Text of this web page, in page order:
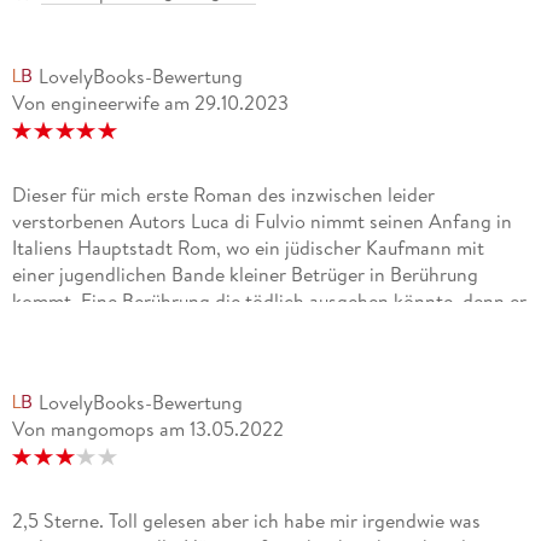
LovelyBooks-Bewertung
Von engineerwife am 29.10.2023
Dieser für mich erste Roman des inzwischen leider
verstorbenen Autors Luca di Fulvio nimmt seinen Anfang in
Italiens Hauptstadt Rom, wo ein jüdischer Kaufmann mit
einer jugendlichen Bande kleiner Betrüger in Berührung
kommt. Eine Berührung die tödlich ausgehen könnte, denn er
schließlich auch auf die junge Benedetta sowie den
vermeintlichen Mediziner Isacco und dessen Tochter
Giudetta stößt. Die Flucht führt das Grüppchen weiter nach
zweifelhaftem Ruhm gelangen, der schon bald viele Neider
LovelyBooks-Bewertung
Von mangomops am 13.05.2022
2,5 Sterne. Toll gelesen aber ich habe mir irgendwie was